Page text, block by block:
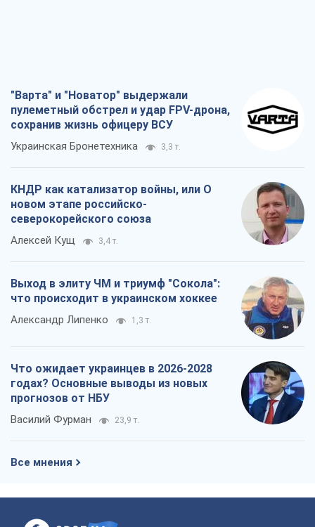
"Варта" и "Новатор" выдержали
пулеметный обстрел и удар FPV-дрона,
сохранив жизнь офицеру ВСУ
Украинская Бронетехника 3,3 т.
КНДР как катализатор войны, или О
новом этапе российско-
северокорейского союза
Алексей Кущ 3,4 т.
Выход в элиту ЧМ и триумф "Сокола":
что происходит в украинском хоккее
Александр Липенко 1,3 т.
Что ожидает украинцев в 2026-2028
годах? Основные выводы из новых
прогнозов от НБУ
Василий Фурман 23,9 т.
Все мнения